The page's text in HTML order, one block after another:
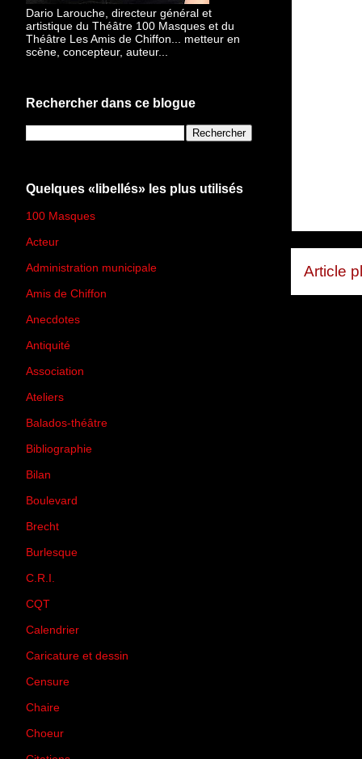
Article
Dario Larouche, directeur général et
artistique du Théâtre 100 Masques et du
Théâtre Les Amis de Chiffon... metteur en
scène, concepteur, auteur...
Rechercher dans ce blogue
Quelques «libellés» les plus utilisés
100 Masques
Acteur
Administration municipale
Amis de Chiffon
Anecdotes
Antiquité
Association
Ateliers
Balados-théâtre
Bibliographie
Bilan
Boulevard
Brecht
Burlesque
C.R.I.
CQT
Calendrier
Caricature et dessin
Censure
Chaire
Choeur